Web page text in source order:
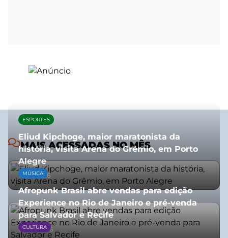
MAIS ACESSADAS NO MÊS
ESPORTES
Eliud Kipchoge, maior maratonista da
história, visita Arena do Grêmio, em Porto
Alegre
10/07/2026
MÚSICA
Afropunk Brasil abre vendas para edição
Experience no Rio de Janeiro e pré-venda
para Salvador e Recife
03/08/2026
CULTURA